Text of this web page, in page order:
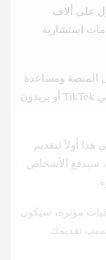
على ألاف
استشارية
المنصة ومساعدة
الأشخاص الذين يريدون أن يصبحوا مشهورين في TikTok أو يريدون
أولاً لتقديم
سيدفع الأشخاص
مؤثرة، سيكون
تقديمك